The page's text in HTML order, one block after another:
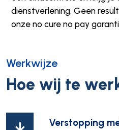
dienstverlening. Geen
onze no cure no pay
Werkwijze
Hoe wij te
 Verstopping